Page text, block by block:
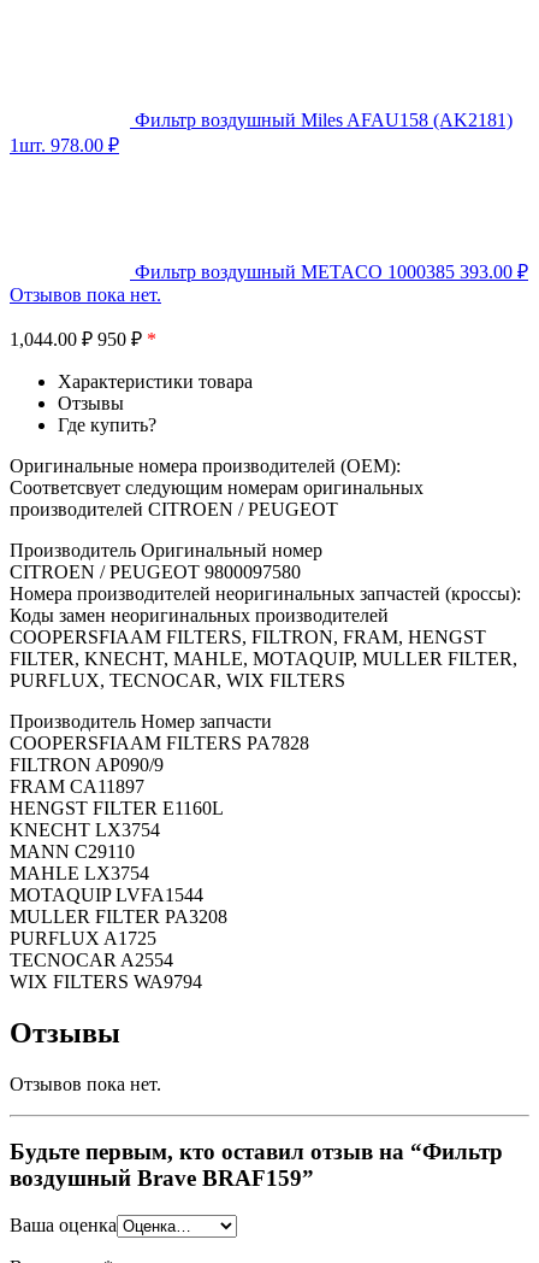
Фильтр воздушный Miles AFAU158 (AK2181)
1шт. 978.00 ₽
Фильтр воздушный METACO 1000385 393.00 ₽
Отзывов пока нет.
1,044.00 ₽ 950 ₽ *
Характеристики товара
Отзывы
Где купить?
Оригинальные номера производителей (OEM):
Соответсвует следующим номерам оригинальных
производителей CITROEN / PEUGEOT
Производитель Оригинальный номер
CITROEN / PEUGEOT 9800097580
Номера производителей неоригинальных запчастей (кроссы):
Коды замен неоригинальных производителей
COOPERSFIAAM FILTERS, FILTRON, FRAM, HENGST
FILTER, KNECHT, MAHLE, MOTAQUIP, MULLER FILTER,
PURFLUX, TECNOCAR, WIX FILTERS
Производитель Номер запчасти
COOPERSFIAAM FILTERS PA7828
FILTRON AP090/9
FRAM CA11897
HENGST FILTER E1160L
KNECHT LX3754
MANN C29110
MAHLE LX3754
MOTAQUIP LVFA1544
MULLER FILTER PA3208
PURFLUX A1725
TECNOCAR A2554
WIX FILTERS WA9794
Отзывы
Отзывов пока нет.
Будьте первым, кто оставил отзыв на “Фильтр
воздушный Brave BRAF159”
Ваша оценка